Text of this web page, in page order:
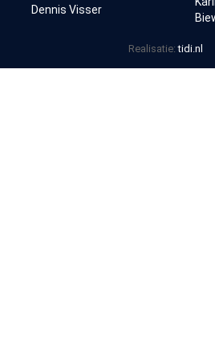
Dennis Visser
Realisatie:tidi.nl